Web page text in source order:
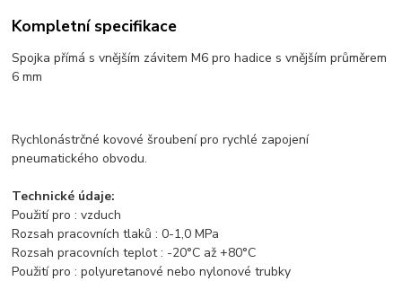
Kompletní specifikace
Spojka přímá s vnějším závitem M6 pro hadice s vnějším průměrem
6 mm
Rychlonástrčné kovové šroubení pro rychlé zapojení
pneumatického obvodu.
Technické údaje:
Použití pro : vzduch
Rozsah pracovních tlaků : 0-1,0 MPa
Rozsah pracovních teplot : -20°C až +80°C
Použití pro : polyuretanové nebo nylonové trubky